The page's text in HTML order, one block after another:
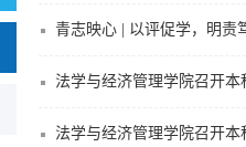
青志映心 | 以评促学，明责
法学与经济管理学院召开
法学与经济管理学院召开